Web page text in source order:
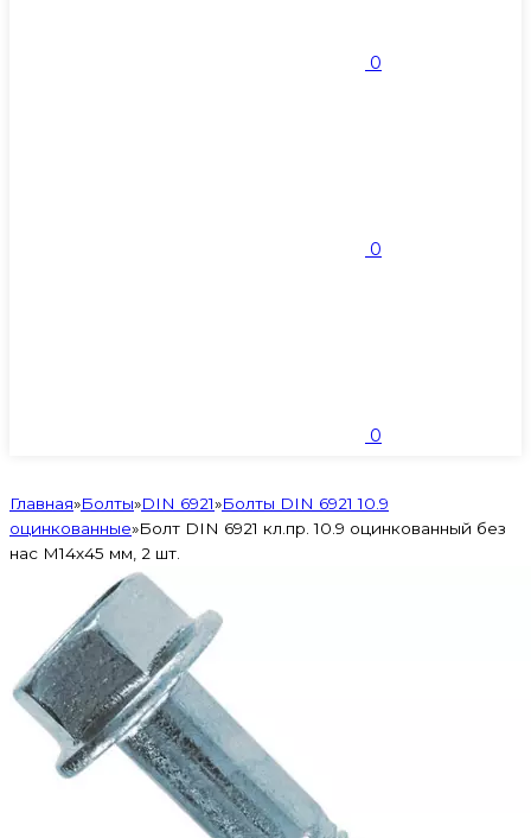
0
0
0
Главная»Болты»DIN 6921»Болты DIN 6921 10.9
оцинкованные»Болт DIN 6921 кл.пр. 10.9 оцинкованный без
нас М14х45 мм, 2 шт.